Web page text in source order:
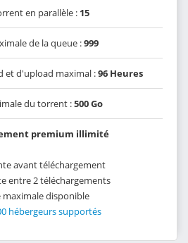
en parallèle : 15
de la queue :999
et d'upload maximal :96 Heures
du torrent :500 Go
premium illimité
avant téléchargement
entre 2 téléchargements
maximale disponible
hébergeurs supportés